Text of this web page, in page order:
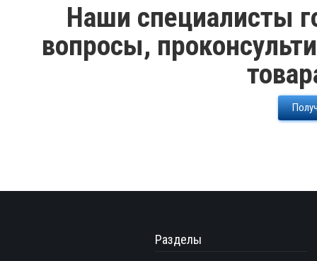
Наши специалисты
вопросы,
Разделы